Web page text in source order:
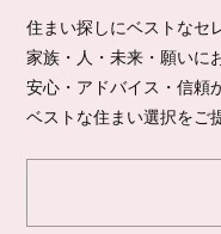
住まい探しにベストなセ
家族・人・未来・願いに
安心・アドバイス・信頼
ベストな住まい選択をご